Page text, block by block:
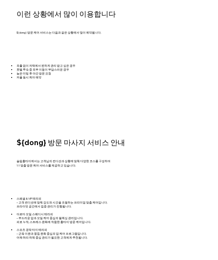
이런 상황에서 많이 이용합니다
${dong} 방문 케어 서비스는 다음과 같은 상황에서 많이 예약됩니다.
외출 없이 자택에서 편하게 관리 받고 싶은 경우
호텔 투숙 중 외부 이동이 부담스러운 경우
늦은 미팅 후 야간 방문 요청
커플 동시 케어 예약
${dong} 방문 마사지 서비스 안내
슬림홈타이에서는 고객님의 컨디션과 상황에 맞춰 다양한 코스를 구성하여
1:1 맞춤 방문 케어 서비스를 제공하고 있습니다.
스페셜 & VIP 테라피
– 고객 컨디션에 맞춰 강도와 시간을 조절하는 프리미엄 맞춤 케어입니다.
프라이빗 공간에서 집중 관리가 진행됩니다.
아로마 오일 스웨디시 테라피
– 부드러운 압과 오일 케어 중심의 릴렉싱 관리입니다.
피로 누적, 스트레스 완화에 적합한 홈타이 방문 케어입니다.
스포츠 경락 타이 테라피
– 근육 이완과 뭉침 완화 중심의 압 케어 프로그램입니다.
어깨·허리·하체 중심 관리가 필요한 고객에게 추천됩니다.